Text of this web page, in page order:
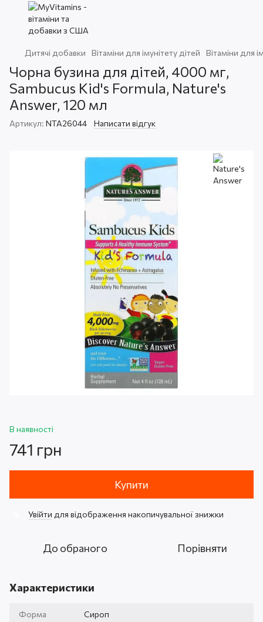
Дитячі добавки Вітаміни для імунітету дітей Вітаміни для
Чорна бузина для дітей, 4000 мг,
Sambucus Kid's Formula, Nature's
Answer, 120 мл
Артикул: NTA26044 Написати відгук
В наявності
741 грн
Купити
Увійти для відображення накопичувальної знижки
До обраного Порівняти
Характеристики
Форма Сироп